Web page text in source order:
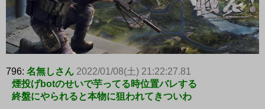
796: 名無しさん 2022/01/08(土) 21:22:27.81
煙投げbotのせいで芋ってる時位置バレする
終盤にやられると本物に狙われてきついわ